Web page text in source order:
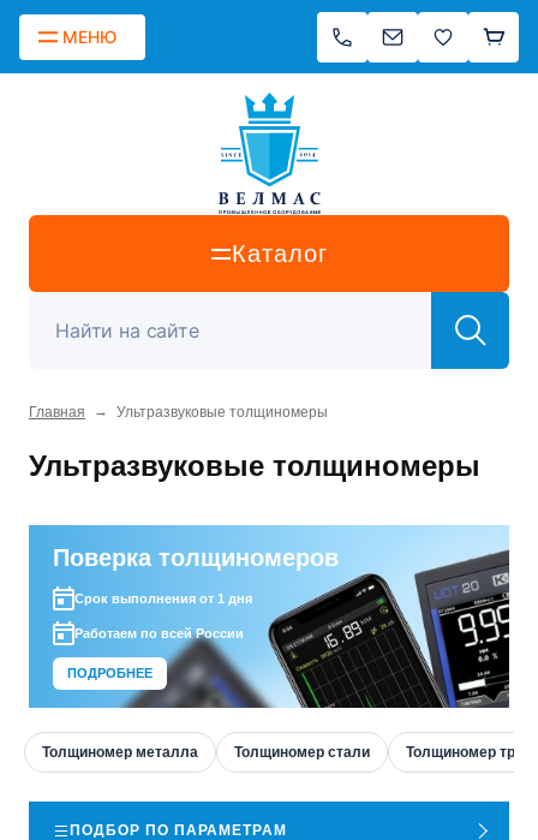
МЕНЮ
Каталог
Главная → Ультразвуковые толщиномеры
Ультразвуковые толщиномеры
Поверка толщиномеров
Срок выполнения от 1 дня
Работаем по всей России
ПОДРОБНЕЕ
Толщиномер металла Толщиномер стали Толщиномер
ПОДБОР ПО ПАРАМЕТРАМ